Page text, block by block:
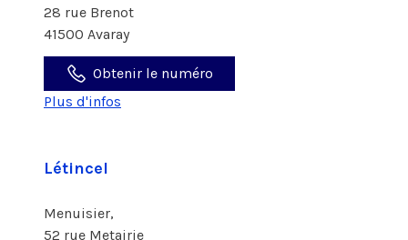
28 rue Brenot
41500 Avaray
Obtenir le numéro
Plus d'infos
Létincel
Menuisier,
52 rue Metairie